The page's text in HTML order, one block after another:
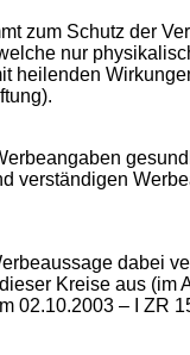
zum Schutz der
nur
heilenden
verständigen
dabei
Kreise aus
02.10.2003 – I ZR